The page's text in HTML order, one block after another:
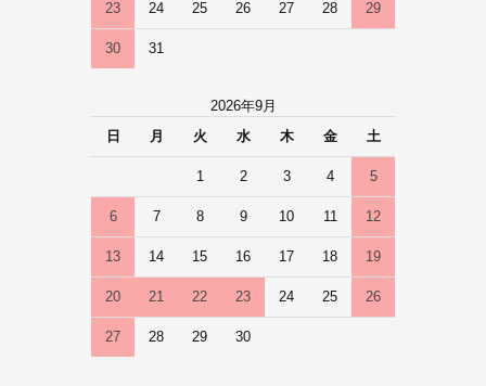
23 24 25 26 27 28 29
30 31
2026年9月
日
月 火 水 木 金 土
1 2 3 4 5
6 7 8 9 10 11 12
13 14 15 16 17 18 19
20 21 22 23 24 25 26
27 28 29 30